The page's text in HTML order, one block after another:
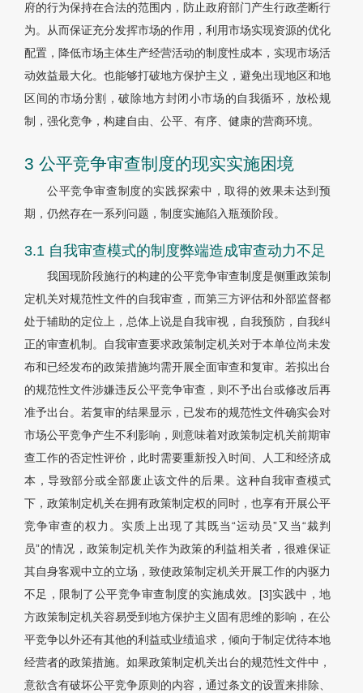
府的行为保持在合法的范围内，防止政府部门产生行政垄断行
为。从而保证充分发挥市场的作用，利用市场实现资源的优化
配置，降低市场主体生产经营活动的制度性成本，实现市场活
动效益最大化。也能够打破地方保护主义，避免出现地区和地
区间的市场分割，破除地方封闭小市场的自我循环，放松规
制，强化竞争，构建自由、公平、有序、健康的营商环境。
3 公平竞争审查制度的现实实施困境
公平竞争审查制度的实践探索中，取得的效果未达到预
期，仍然存在一系列问题，制度实施陷入瓶颈阶段。
3.1 自我审查模式的制度弊端造成审查动力不足
我国现阶段施行的构建的公平竞争审查制度是侧重政策制
定机关对规范性文件的自我审查，而第三方评估和外部监督都
处于辅助的定位上，总体上说是自我审视，自我预防，自我纠
正的审查机制。自我审查要求政策制定机关对于本单位尚未发
布和已经发布的政策措施均需开展全面审查和复审。若拟出台
的规范性文件涉嫌违反公平竞争审查，则不予出台或修改后再
准予出台。若复审的结果显示，已发布的规范性文件确实会对
市场公平竞争产生不利影响，则意味着对政策制定机关前期审
查工作的否定性评价，此时需要重新投入时间、人工和经济成
本，导致部分或全部废止该文件的后果。这种自我审查模式
下，政策制定机关在拥有政策制定权的同时，也享有开展公平
竞争审查的权力。实质上出现了其既当“运动员”又当“裁判
员”的情况，政策制定机关作为政策的利益相关者，很难保证
其自身客观中立的立场，致使政策制定机关开展工作的内驱力
不足，限制了公平竞争审查制度的实施成效。[3]实践中，地
方政策制定机关容易受到地方保护主义固有思维的影响，在公
平竞争以外还有其他的利益或业绩追求，倾向于制定优待本地
经营者的政策措施。如果政策制定机关出台的规范性文件中，
意欲含有破坏公平竞争原则的内容，通过条文的设置来排除、